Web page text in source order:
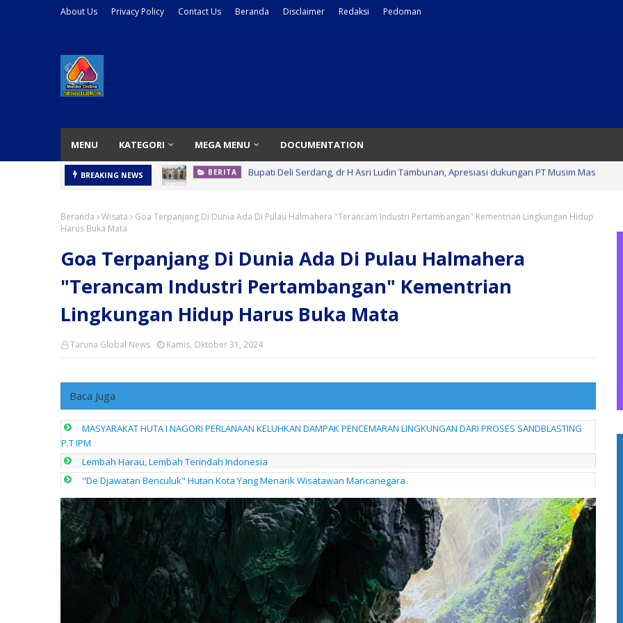
About Us Privacy Policy Contact Us Beranda Disclaimer Redaksi Pedoman
MENU KATEGORI MEGA MENU DOCUMENTATION
BREAKING NEWS BERITA Mudah dan Cepat! Program BERLAYAR Bawa Layanan Pemkab Batu Bara ke Desa Bandar
Beranda Wisata
Goa Terpanjang Di Dunia Ada Di Pulau Halmahera "Terancam Industri Pertambangan" Kementrian Lingkungan Hidup
Harus Buka Mata
Goa Terpanjang Di Dunia Ada Di Pulau Halmahera
"Terancam Industri Pertambangan" Kementrian
Lingkungan Hidup Harus Buka Mata
Taruna Global News Kamis, Oktober 31, 2024
Baca Juga
MASYARAKAT HUTA I NAGORI PERLANAAN KELUHKAN DAMPAK PENCEMARAN LINGKUNGAN DARI PROSES SANDBLASTING
P.T IPM
Lembah Harau, Lembah Terindah Indonesia
"De Djawatan Benculuk" Hutan Kota Yang Menarik Wisatawan Mancanegara